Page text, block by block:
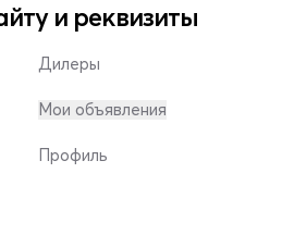
и реквизиты
Дилеры
Мои объявления
Профиль